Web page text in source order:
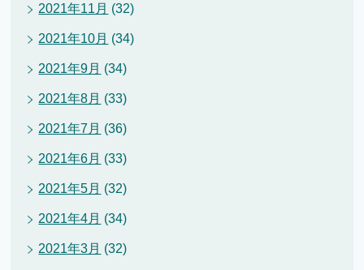
2021年11月 (32)
2021年10月 (34)
2021年9月 (34)
2021年8月 (33)
2021年7月 (36)
2021年6月 (33)
2021年5月 (32)
2021年4月 (34)
2021年3月 (32)